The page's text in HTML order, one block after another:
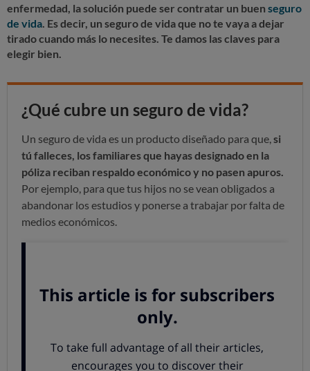
enfermedad, la solución puede ser contratar un buen seguro
de vida . Es decir, un seguro de vida que no te vaya a dejar
tirado cuando más lo necesites. Te damos las claves para
elegir bien.
¿Qué cubre un seguro de vida?
Un seguro de vida es un producto diseñado para que, si
tú falleces, los familiares que hayas designado en la
póliza reciban respaldo económico y no pasen apuros.
Por ejemplo, para que tus hijos no se vean obligados a
abandonar los estudios y ponerse a trabajar por falta de
medios económicos.
desempeñar cualquier tipo de trabajo y haría disminuir
tus ingresos y aumentar tus necesidades.
Lo más habitual en este tipo de seguros es que los
asegurados sean los padres y los beneficiarios, los hijos.